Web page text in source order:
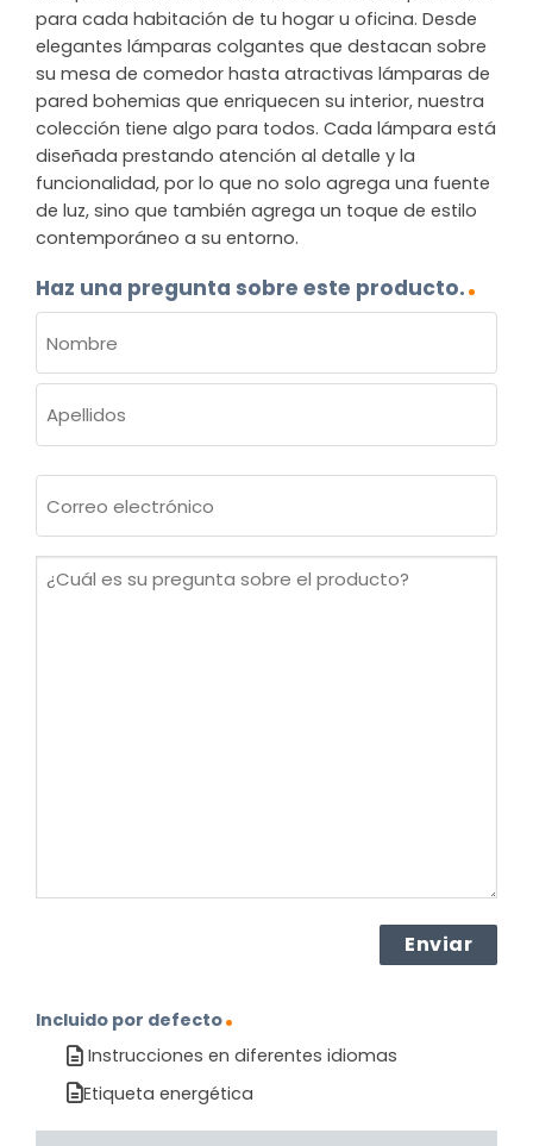
para cada habitación de tu hogar u oficina. Desde
elegantes lámparas colgantes que destacan sobre
su mesa de comedor hasta atractivas lámparas de
pared bohemias que enriquecen su interior, nuestra
colección tiene algo para todos. Cada lámpara está
diseñada prestando atención al detalle y la
funcionalidad, por lo que no solo agrega una fuente
de luz, sino que también agrega un toque de estilo
contemporáneo a su entorno.
Haz una pregunta sobre este producto.
(OBLIGATORIO)
Nombre
electrónico
¿Cuál
Incluido por defecto
Instrucciones en diferentes idiomas
Etiqueta energética